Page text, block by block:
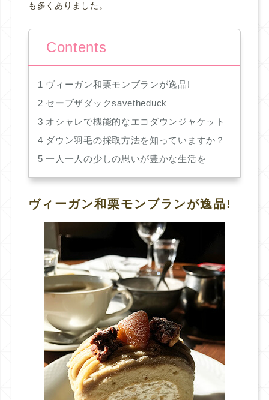
も多くありました。
Contents
1 ヴィーガン和栗モンブランが逸品!
2 セーブザダックsavetheduck
3 オシャレで機能的なエコダウンジャケット
4 ダウン羽毛の採取方法を知っていますか？
5 一人一人の少しの思いが豊かな生活を
ヴィーガン和栗モンブランが逸品!